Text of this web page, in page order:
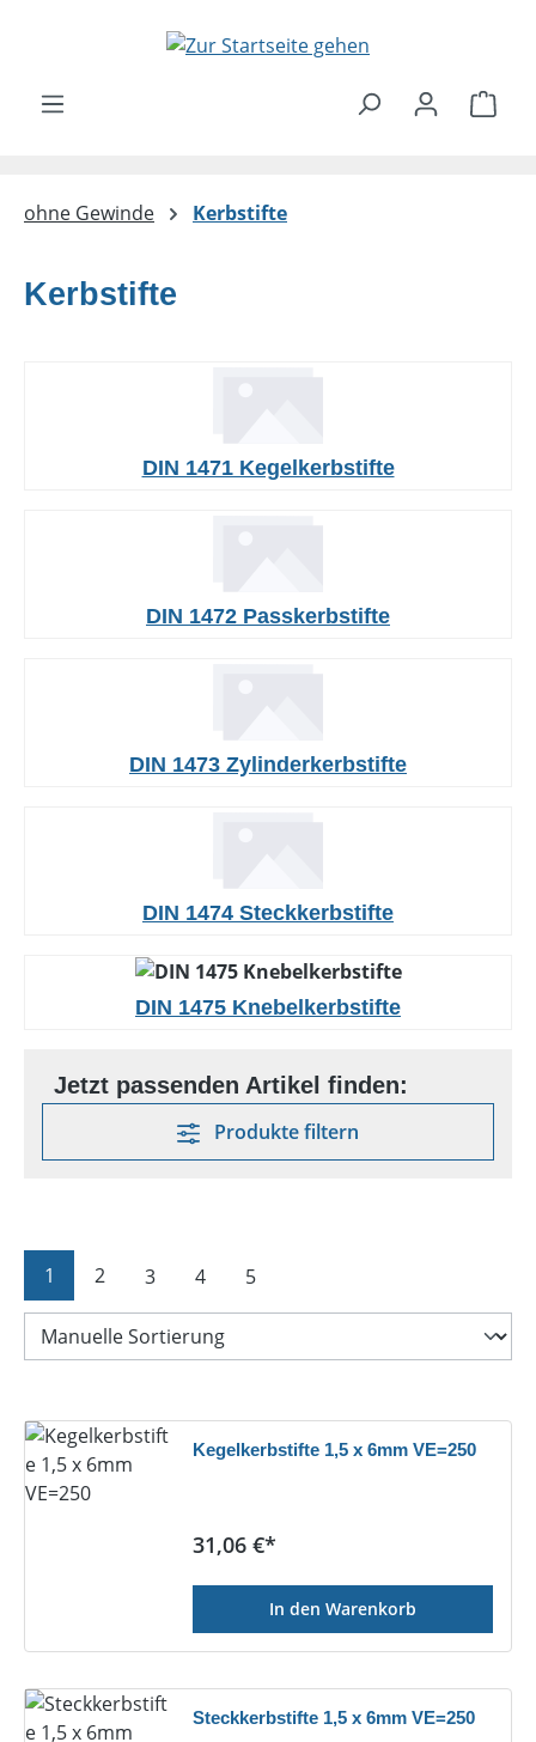
Zum Hauptinhalt springen
ohne Gewinde Kerbstifte
Kerbstifte
DIN 1471 Kegelkerbstifte
DIN 1472 Passkerbstifte
DIN 1473 Zylinderkerbstifte
DIN 1474 Steckkerbstifte
DIN 1475 Knebelkerbstifte
Produkte filtern
Seite
1 Seite
2 Seite
3 Seite
4 Seite
5
Kegelkerbstifte 1,5 x 6mm VE=250
Regulärer Preis:
31,06 €*
In den Warenkorb
Steckkerbstifte 1,5 x 6mm VE=250